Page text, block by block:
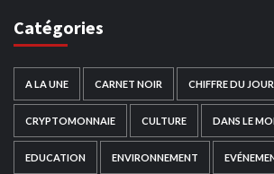
Catégories
A LA UNE CARNET NOIR CHIFFRE DU JOUR
CRYPTOMONNAIE CULTURE DANS LE
EDUCATION ENVIRONNEMENT